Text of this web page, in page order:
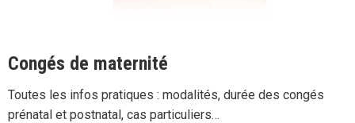
Congés de maternité
Toutes les infos pratiques : modalités, durée des congés
prénatal et postnatal, cas particuliers…